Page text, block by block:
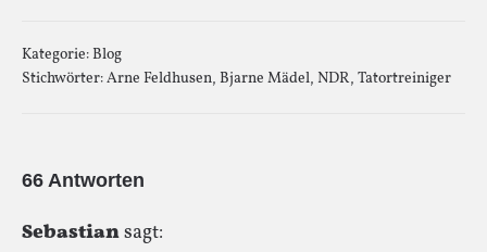
Kategorie:Blog
Stichwörter:Arne Feldhusen, Bjarne Mädel, NDR, Tatortreiniger
66 Antworten
Sebastiansagt: